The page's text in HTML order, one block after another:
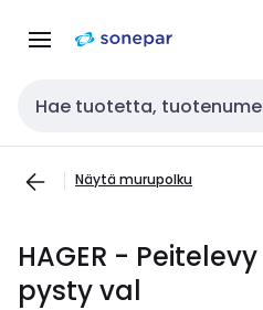
navigointiinsisältöön
Haku
Näytä murupolku
HAGER -
pysty val